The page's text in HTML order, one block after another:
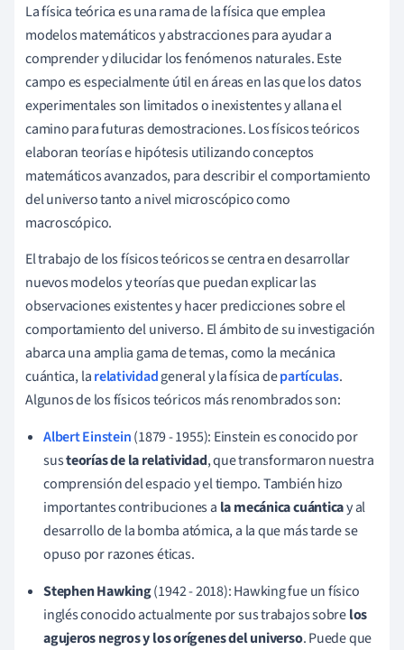
La física teórica es una rama de la física que emplea
modelos matemáticos y abstracciones para ayudar a
comprender y dilucidar los fenómenos naturales. Este
campo es especialmente útil en áreas en las que los datos
experimentales son limitados o inexistentes y allana el
camino para futuras demostraciones. Los físicos teóricos
elaboran teorías e hipótesis utilizando conceptos
matemáticos avanzados, para describir el comportamiento
del universo tanto a nivel microscópico como
macroscópico.
El trabajo de los físicos teóricos se centra en desarrollar
nuevos modelos y teorías que puedan explicar las
observaciones existentes y hacer predicciones sobre el
comportamiento del universo. El ámbito de su investigación
abarca una amplia gama de temas, como la mecánica
cuántica, larelatividadgeneral y la física departículas.
Algunos de los físicos teóricos más renombrados son:
Albert Einstein(1879 - 1955): Einstein es conocido por
susteorías de la relatividad, que transformaron nuestra
comprensión del espacio y el tiempo. También hizo
importantes contribuciones a la mecánica cuánticay al
desarrollo de la bomba atómica, a la que más tarde se
opuso por razones éticas.
Stephen Hawking(1942 - 2018): Hawking fue un físico
inglés conocido actualmente por sus trabajos sobrelos
agujeros negros y los orígenes del universo. Puede que